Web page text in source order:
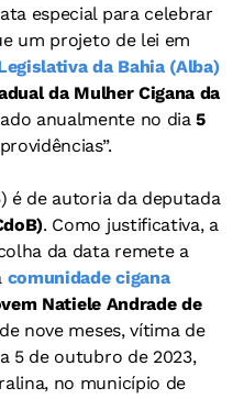
especial para celebrar
um projeto de lei em
da Bahia (Alba)
da Mulher Cigana da
anualmente no dia5
é de autoria da deputada
. Como justificativa, a
da data remete a
comunidade cigana
Natiele Andrade de
nove meses, vítima de
5 de outubro de 2023,
no município de